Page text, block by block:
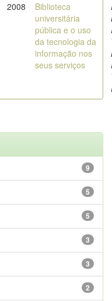
2008
Biblioteca
universitária
pública e o uso
da tecnologia da
informação nos
seus serviços
9
5
5
3
3
2